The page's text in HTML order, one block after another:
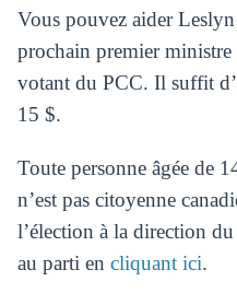
Vous pouvez aider
prochain premier
votant du PCC. Il suffit
15 $.
Toute personne âgée de
n’est pas citoyenne
l’élection à la direction
au parti en cliquant ici.